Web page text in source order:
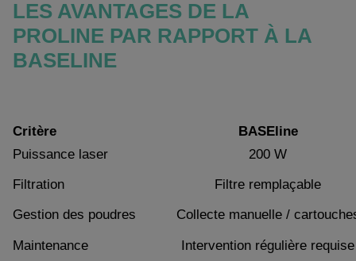
LES AVANTAGES DE LA
PROLINE PAR RAPPORT À LA
BASELINE
Critère
BASEline
Puissance laser
200 W
Filtration
Filtre remplaçable
Gestion des poudres
Collecte manuelle /
Maintenance Intervention régulière requise